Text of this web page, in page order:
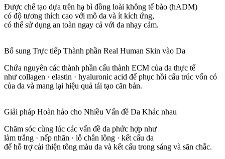
Được chế tạo dựa trên hạ bì đồng loài không tế bào (hADM)
có độ tương thích cao với mô da và ít kích ứng,
có thể sử dụng an toàn ngay cả với da nhạy cảm.
Bổ sung Trực tiếp Thành phần Real Human Skin vào Da
Chứa nguyên các thành phần cấu thành ECM của da thực tế
như collagen · elastin · hyaluronic acid để phục hồi cấu trúc vốn có
của da và mang lại hiệu quả tái tạo căn bản.
Giải pháp Hoàn hảo cho Nhiều Vấn đề Da Khác nhau
Chăm sóc cùng lúc các vấn đề da phức hợp như
làm trắng · nếp nhăn · lỗ chân lông · kết cấu da
để hỗ trợ cải thiện tông màu da và kết cấu trong sáng và săn chắc.